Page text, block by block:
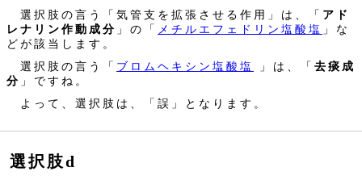
選択肢の言う「気管支を拡張させる作用」は、「 アド
レナリン作動成分 」の「 メチルエフェドリン塩酸塩 」な
どが該当します。
選択肢の言う「 ブロムヘキシン塩酸塩 」は、「 去痰成
分 」ですね。
よって、選択肢は、「誤」となります。
選択肢d